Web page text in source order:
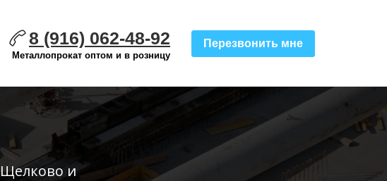
8 (916) 062-48-92
Металлопрокат оптом и в розницу
Перезвонить мне
и